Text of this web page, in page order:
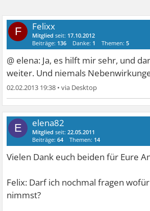
F Felixx
Mitglied seit: 17.10.2012
Beiträge: 136 Danke: 1 Themen:5
@ elena: Ja, es hilft mir sehr, und
weiter. Und niemals
02.02.2013 19:38 •
E elena82
Mitglied seit:22.05.2011
Beiträge:64 Themen: 14
Vielen Dank euch beiden für Eure
Felix: Darf ich nochmal fragen
nimmst?